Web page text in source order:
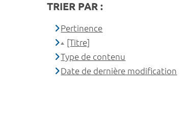
TRIER PAR :
Pertinence
[Titre]
Type de contenu
Date de dernière modification